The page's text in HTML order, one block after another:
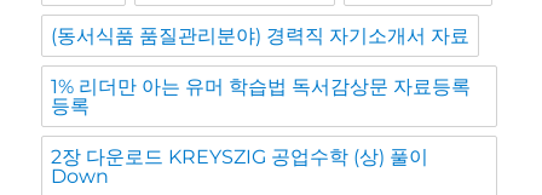
(동서식품 품질관리분야) 경력직 자기소개서 자료
1% 리더만 아는 유머 학습법 독서감상문 자료등록
등록
2장 다운로드 KREYSZIG 공업수학 (상) 풀이
Down